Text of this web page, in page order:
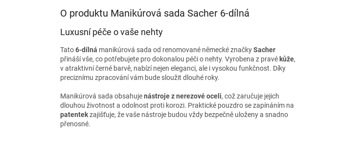
O produktu Manikúrová sada Sacher 6-dílná
Luxusní péče o vaše nehty
Tato6-dílná manikúrová sada od renomované německé značkySacher
přináší vše, co potřebujete pro dokonalou péči o nehty. Vyrobena z pravé kůže,
v atraktivní černé barvě, nabízí nejen eleganci, ale i vysokou funkčnost. Díky
preciznímu zpracování vám bude sloužit dlouhé roky.
Manikúrová sada obsahujenástroje z nerezové oceli, což zaručuje jejich
dlouhou životnost a odolnost proti korozi. Praktické pouzdro se zapínáním na
patentekzajišťuje, že vaše nástroje budou vždy bezpečně uloženy a snadno
přenosné.